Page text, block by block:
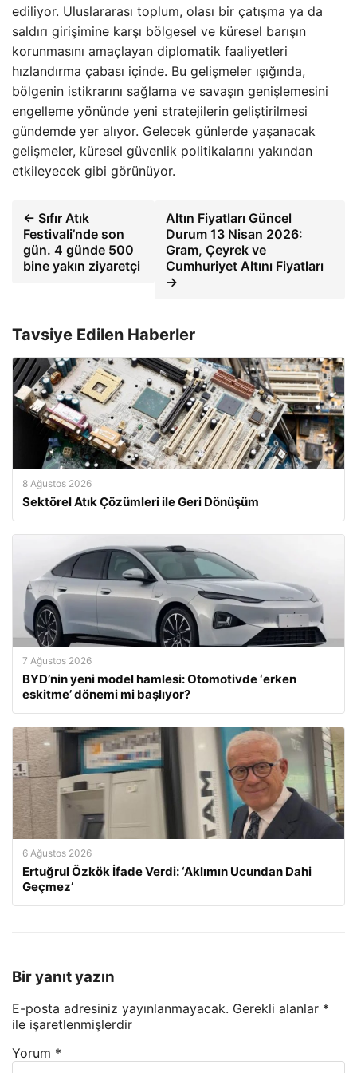
ediliyor. Uluslararası toplum, olası bir çatışma ya da
saldırı girişimine karşı bölgesel ve küresel barışın
korunmasını amaçlayan diplomatik faaliyetleri
hızlandırma çabası içinde. Bu gelişmeler ışığında,
bölgenin istikrarını sağlama ve savaşın genişlemesini
engelleme yönünde yeni stratejilerin geliştirilmesi
gündemde yer alıyor. Gelecek günlerde yaşanacak
gelişmeler, küresel güvenlik politikalarını yakından
etkileyecek gibi görünüyor.
← Sıfır Atık
Festivali’nde son
gün. 4 günde 500
bine yakın ziyaretçi
Altın Fiyatları Güncel
Durum 13 Nisan 2026:
Gram, Çeyrek ve
Cumhuriyet Altını Fiyatları
→
Tavsiye Edilen Haberler
8 Ağustos 2026
Sektörel Atık Çözümleri ile Geri Dönüşüm
7 Ağustos 2026
BYD’nin yeni model hamlesi: Otomotivde ‘erken
eskitme’ dönemi mi başlıyor?
6 Ağustos 2026
Ertuğrul Özkök İfade Verdi: ‘Aklımın Ucundan Dahi
Geçmez’
Bir yanıt yazın
E-posta adresiniz yayınlanmayacak. Gerekli alanlar *
ile işaretlenmişlerdir
Yorum *